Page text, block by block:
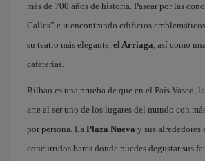
más de 700 años de historia. Pasear por las
Calles” e ir encontrando edificios
su teatro más elegante, el Arriaga, así como
cafeterías.
Bilbao es una prueba de que en el País Vasco,
arte al ser uno de los lugares del mundo con
por persona. La Plaza Nueva y sus alrededores
concurridos bares donde puedes degustar sus